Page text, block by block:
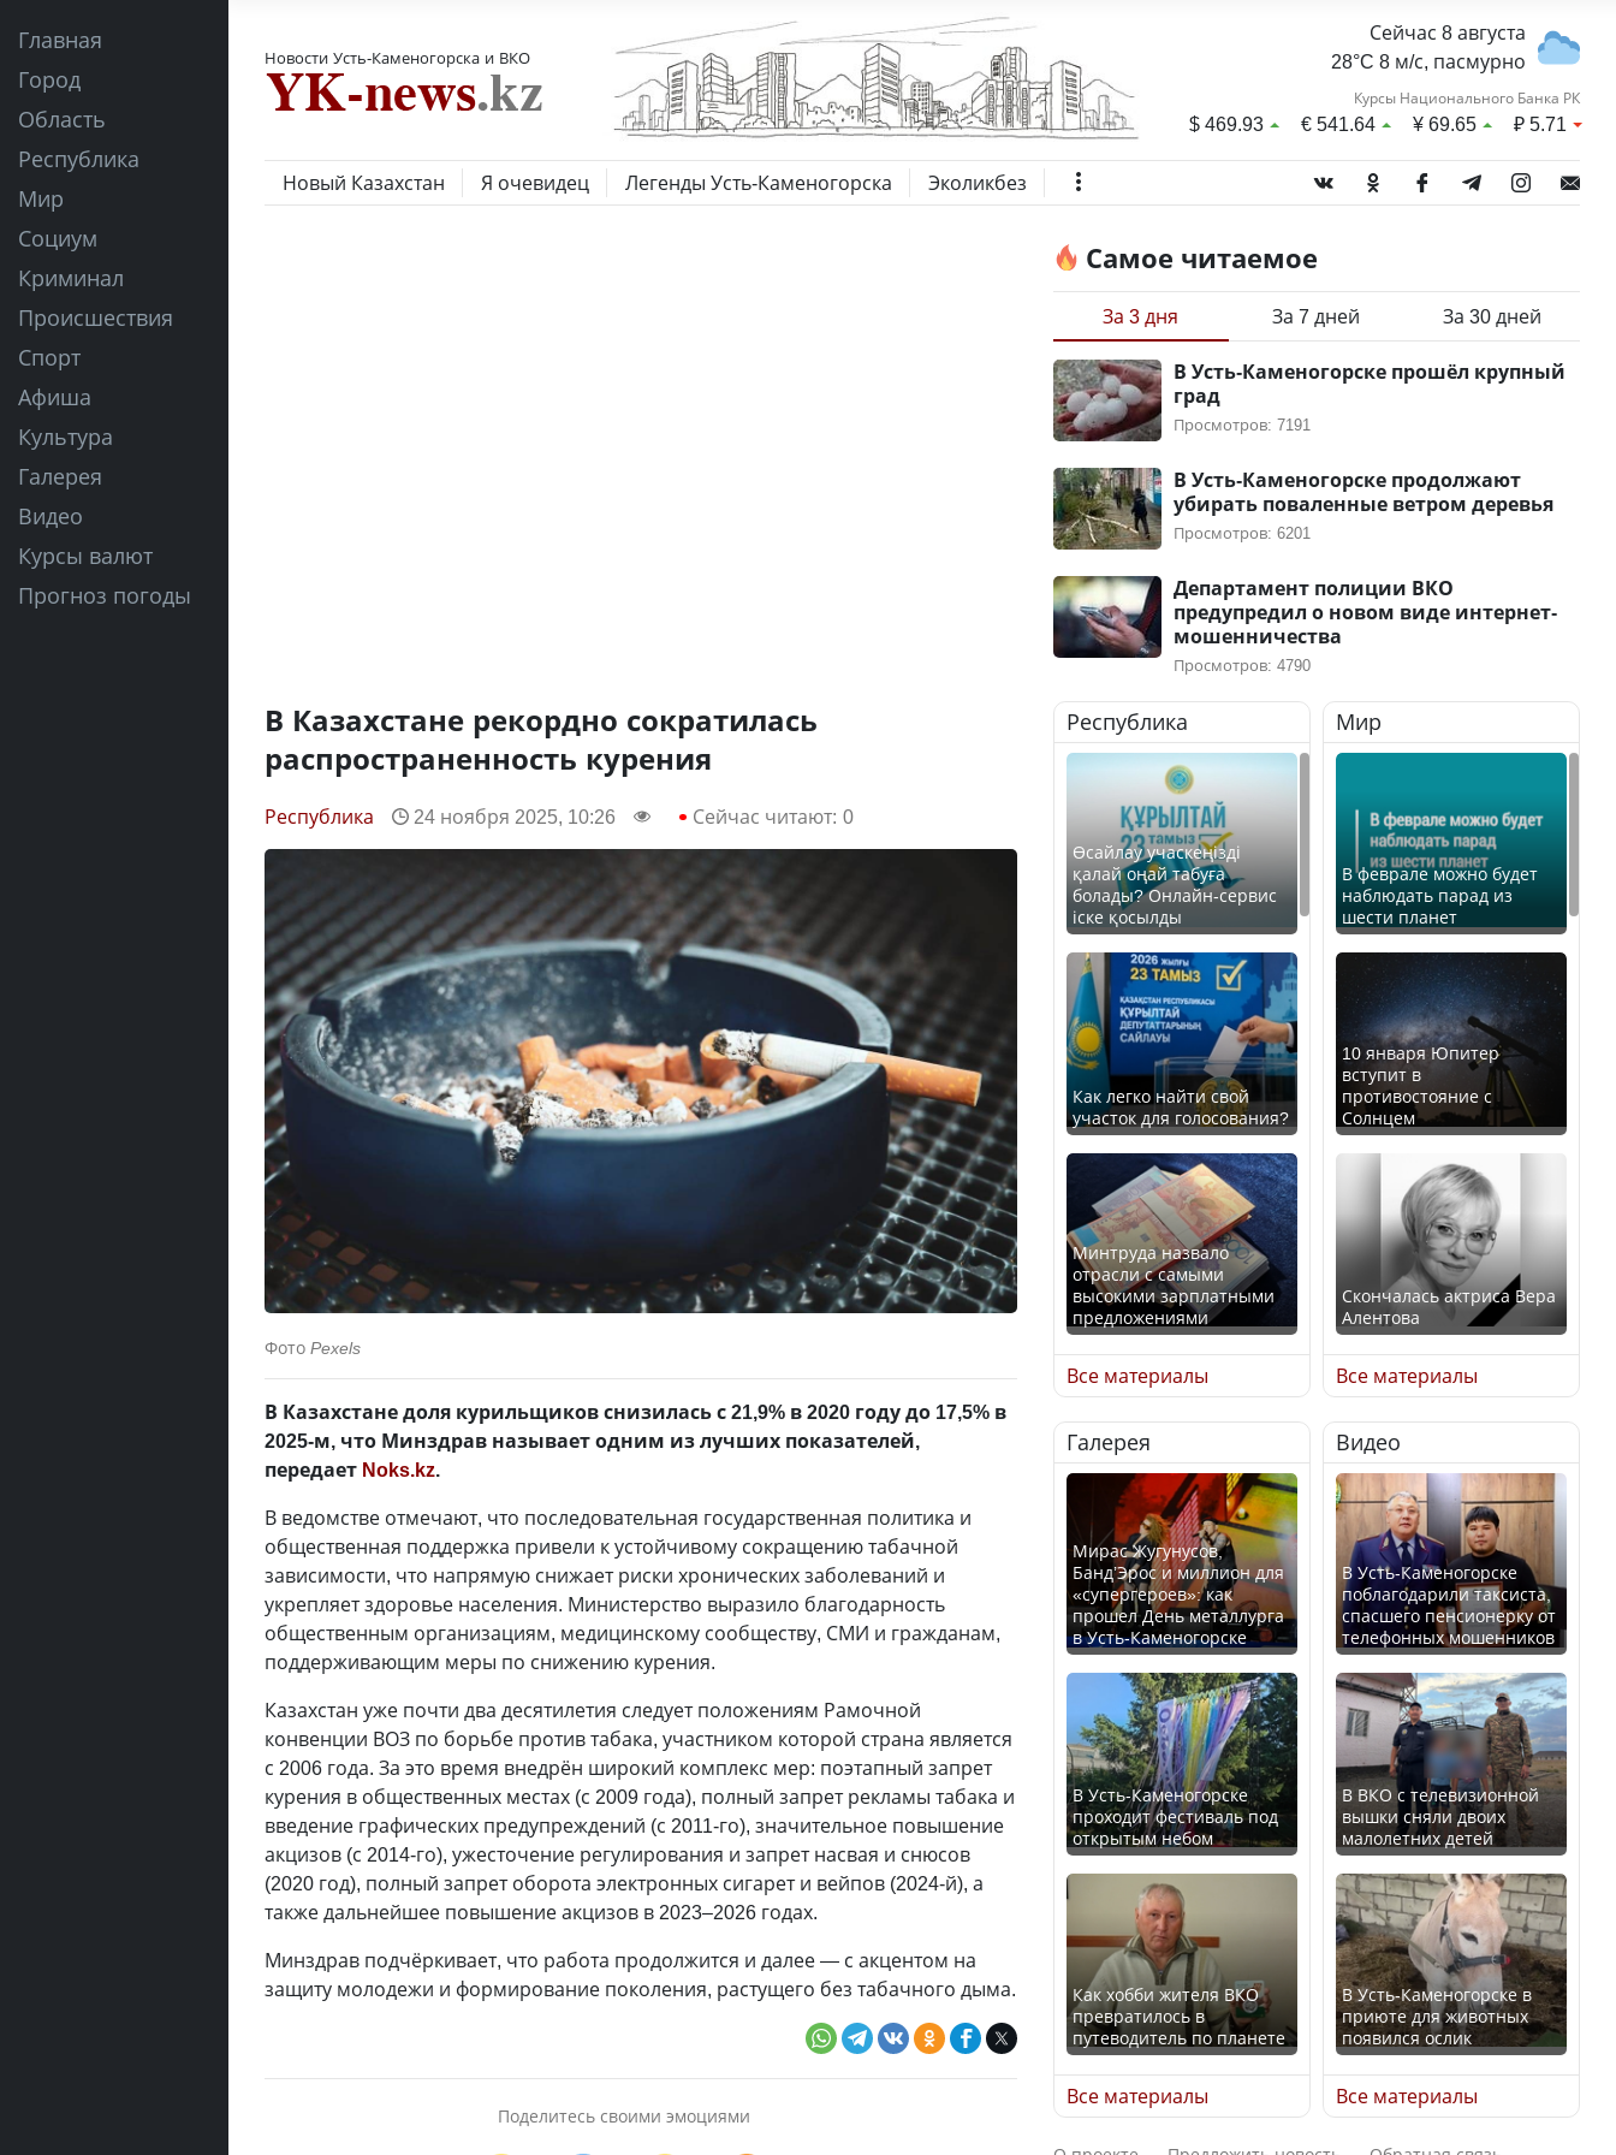
Главная
Город
Область
Республика
Мир
Социум
Криминал
Происшествия
Спорт
Афиша
Культура
Галерея
Видео
Курсы валют
Прогноз погоды
Новости Усть-Каменогорска и ВКО
Сейчас 8 августа
28°C 8 м/с, пасмурно
Курсы Национального Банка РК
$469.93 €541.64 ¥69.65 ₽5.71
Новый Казахстан Я очевидец Легенды Усть-Каменогорска Эколикбез
В Казахстане рекордно сократилась
распространенность курения
Республика 24 ноября 2025, 10:26 Сейчас читают: 0
Фото Pexels
В Казахстане доля курильщиков снизилась с 21,9% в 2020 году до 17,5% в
2025-м, что Минздрав называет одним из лучших показателей,
передает Noks.kz.
В ведомстве отмечают, что последовательная государственная политика и
общественная поддержка привели к устойчивому сокращению табачной
зависимости, что напрямую снижает риски хронических заболеваний и
укрепляет здоровье населения. Министерство выразило благодарность
общественным организациям, медицинскому сообществу, СМИ и гражданам,
поддерживающим меры по снижению курения.
Казахстан уже почти два десятилетия следует положениям Рамочной
конвенции ВОЗ по борьбе против табака, участником которой страна является
с 2006 года. За это время внедрён широкий комплекс мер: поэтапный запрет
курения в общественных местах (с 2009 года), полный запрет рекламы табака и
введение графических предупреждений (с 2011-го), значительное повышение
акцизов (с 2014-го), ужесточение регулирования и запрет насвая и снюсов
(2020 год), полный запрет оборота электронных сигарет и вейпов (2024-й), а
также дальнейшее повышение акцизов в 2023–2026 годах.
Минздрав подчёркивает, что работа продолжится и далее — с акцентом на
защиту молодежи и формирование поколения, растущего без табачного дыма.
Поделитесь своими эмоциями
Самое читаемое
За 3 дня За 7 дней За 30 дней
В Усть-Каменогорске прошёл крупный
град
Просмотров: 7191
В Усть-Каменогорске продолжают
убирать поваленные ветром деревья
Просмотров: 6201
Департамент полиции ВКО
предупредил о новом виде интернет-
мошенничества
Просмотров: 4790
Республика
Өсайлау учаскеңізді
қалай оңай табуға
болады? Онлайн-сервис
іске қосылды
Как легко найти свой
участок для голосования?
Минтруда назвало
отрасли с самыми
высокими зарплатными
предложениями
Искусственный интеллект
официально включили в
школьную программу
Казахстана
В Казахстане стало
проще получить
направления на
медицинские
обследования
Қазақстан Орталық Азия
елдері арасында әл-ауқат
индексінде көш бастады
Казахстан возглавил
рейтинг благополучия
среди стран Центральной
Азии
Все материалы
Мир
В феврале можно будет
наблюдать парад из
шести планет
10 января Юпитер
вступит в
противостояние с
Солнцем
Скончалась актриса Вера
Алентова
В РФ вынесен заочный
приговор по уголовному
делу об убийстве Игоря
Талькова
В России введены
дополнительные
ограничения для
казахстанских прав
Трамп официально
вступил в должность
президента США
Луну признали объектом
культурного наследия,
находящегося под
угрозой исчезновения
Все материалы
Галерея
Мирас Жугунусов,
Банд’Эрос и миллион для
«супергероев»: как
прошел День металлурга
в Усть-Каменогорске
В Усть-Каменогорске
проходит фестиваль под
открытым небом
Как хобби жителя ВКО
превратилось в
путеводитель по планете
Все материалы
Видео
В Усть-Каменогорске
поблагодарили таксиста,
спасшего пенсионерку от
телефонных мошенников
В ВКО с телевизионной
вышки сняли двоих
малолетних детей
В Усть-Каменогорске в
приюте для животных
появился ослик
Все материалы